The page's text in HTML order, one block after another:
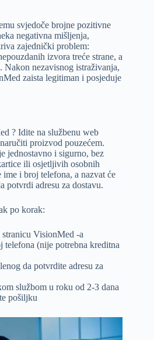
svjedoče brojne pozitivne
negativna mišljenja,
zajednički problem:
izvora treće strane, a
Nakon nezavisnog istraživanja,
zaista legitiman i posjeduje
? Idite na službenu web
proizvod pouzećem.
jednostavno i sigurno, bez
ili osjetljivih osobnih
ime i broj telefona, a nazvat će
potvrdi adresu za dostavu.
po korak:
VisionMed -a
telefona (nije potrebna kreditna
da potvrdite adresu za
službom u roku od 2-3 dana
pošiljku